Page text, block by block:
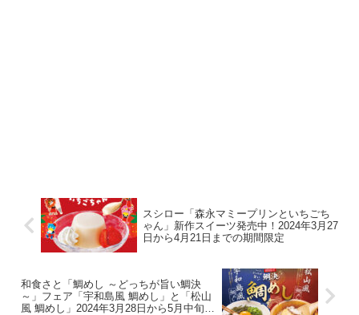
スシロー「森永マミープリンといちごち
ゃん」新作スイーツ発売中！2024年3月27
日から4月21日までの期間限定
和食さと「鯛めし ～どっちが旨い鯛決
～」フェア「宇和島風 鯛めし」と「松山
風 鯛めし」2024年3月28日から5月中旬ま